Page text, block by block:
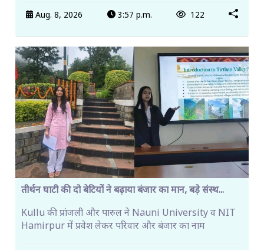
Aug. 8, 2026 3:57 p.m. 122
तीर्थन घाटी की दो बेटियों ने बढ़ाया बंजार का मान, बड़े संस्थ...
Kullu की प्रांजली और पारुल ने Nauni University व NIT
Hamirpur में प्रवेश लेकर परिवार और बंजार का नाम